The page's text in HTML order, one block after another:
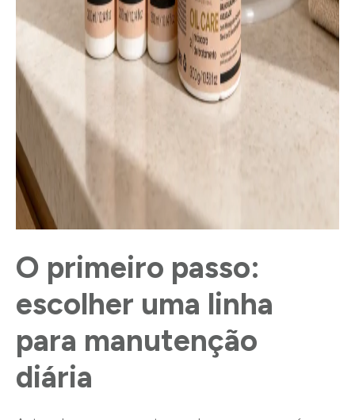
O primeiro passo:
escolher uma linha
para manutenção
diária